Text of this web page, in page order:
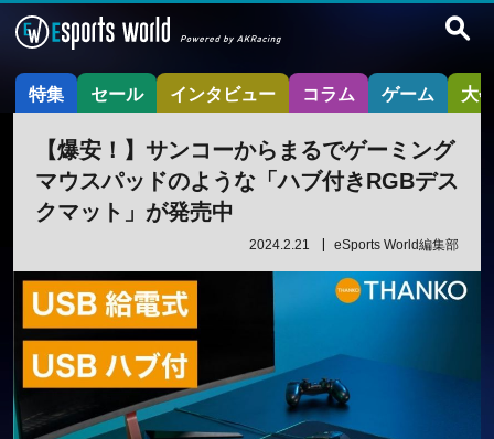
特集 セール インタビュー コラム ゲーム 大
【爆安！】サンコーからまるでゲーミング
マウスパッドのような「ハブ付きRGBデス
クマット」が発売中
2024.2.21 eSports World編集部